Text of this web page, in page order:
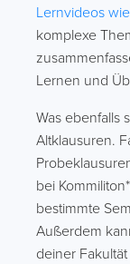
Lernvideos
komplexe
Lernen und
Was ebenfalls
Altklausuren.
bei
bestimmte
Außerdem
deiner